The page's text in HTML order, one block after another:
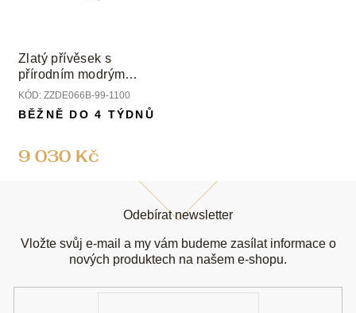
Zlatý přívěsek s
přírodním modrým
safírem a diamanty
KÓD: ZZDE066B-99-1100
9 030 Kč
BĚŽNĚ DO 4 TÝDNŮ
Odebírat newsletter
Vložte svůj e-mail a my vám budeme zasílat informace o
nových produktech na našem e-shopu.